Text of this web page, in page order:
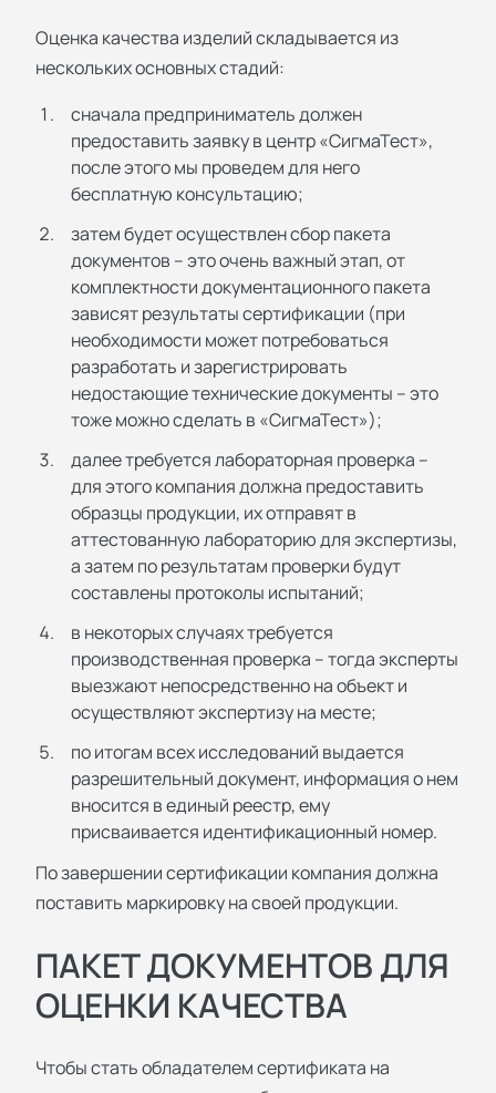
Оценка качества изделий складывается из
нескольких основных стадий:
сначала предприниматель должен
предоставить заявку в центр «СигмаТест»,
после этого мы проведем для него
бесплатную консультацию;
затем будет осуществлен сбор пакета
документов – это очень важный этап, от
комплектности документационного пакета
зависят результаты сертификации (при
необходимости может потребоваться
разработать и зарегистрировать
недостающие технические документы – это
тоже можно сделать в «СигмаТест»);
далее требуется лабораторная проверка –
для этого компания должна предоставить
образцы продукции, их отправят в
аттестованную лабораторию для экспертизы,
а затем по результатам проверки будут
составлены протоколы испытаний;
в некоторых случаях требуется
производственная проверка – тогда эксперты
выезжают непосредственно на объект и
осуществляют экспертизу на месте;
по итогам всех исследований выдается
разрешительный документ, информация о нем
вносится в единый реестр, ему
присваивается идентификационный номер.
По завершении сертификации компания должна
поставить маркировку на своей продукции.
ПАКЕТ ДОКУМЕНТОВ ДЛЯ
ОЦЕНКИ КАЧЕСТВА
Чтобы стать обладателем сертификата на